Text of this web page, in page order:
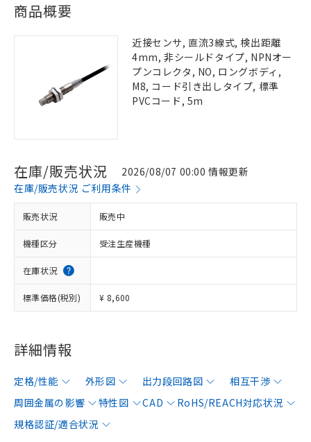
商品概要
近接センサ, 直流3線式, 検出距離
4mm, 非シールドタイプ, NPNオー
プンコレクタ, NO, ロングボディ,
M8, コード引き出しタイプ, 標準
PVCコード, 5m
在庫/販売状況
2026/08/07 00:00 情報更新
在庫/販売状況 ご利用条件
販売状況 販売中
機種区分 受注生産機種
在庫状況
標準価格(税別) ¥ 8,600
詳細情報
定格/性能 外形図 出力段回路図
相互干渉
周囲金属の影響
特性図 CAD
RoHS/REACH対応状況
規格認証/適合状況